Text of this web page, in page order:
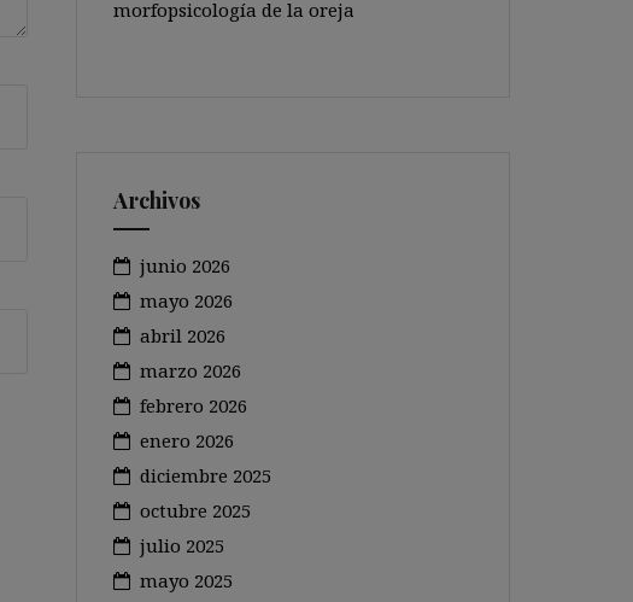
morfopsicología de la oreja
Archivos
junio 2026
mayo 2026
abril 2026
marzo 2026
febrero 2026
enero 2026
diciembre 2025
octubre 2025
julio 2025
mayo 2025